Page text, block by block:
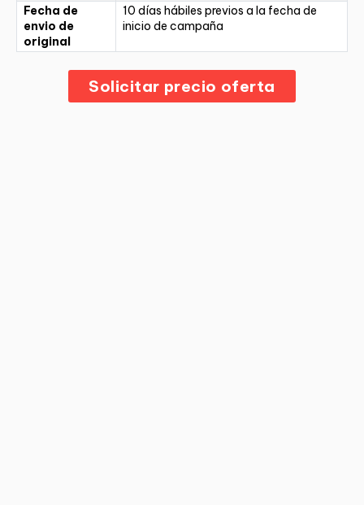
Fecha de
envio de
original
10 días hábiles previos a la fecha de
inicio de campaña
Solicitar precio oferta